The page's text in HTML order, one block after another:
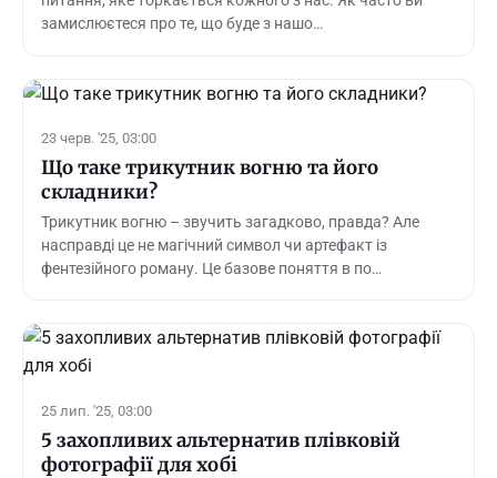
замислюєтеся про те, що буде з нашо…
23 черв. '25, 03:00
Що таке трикутник вогню та його
складники?
Трикутник вогню – звучить загадково, правда? Але
насправді це не магічний символ чи артефакт із
фентезійного роману. Це базове поняття в по…
25 лип. '25, 03:00
5 захопливих альтернатив плівковій
фотографії для хобі